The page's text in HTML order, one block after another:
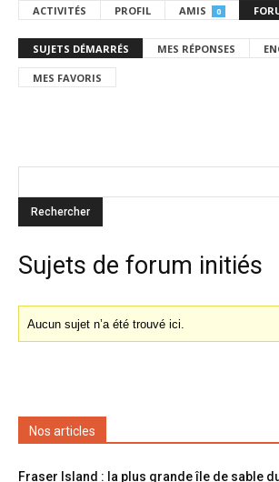
ACTIVITÉS PROFIL AMIS 0
SUJETS DÉMARRÉS MES RÉPONSES
MES FAVORIS
Sujets de forum initiés
Aucun sujet n’a été trouvé ici.
Nos articles
Fraser Island : la plus grande île de sable